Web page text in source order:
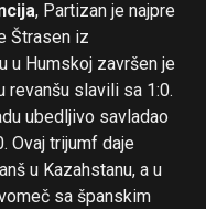
, Partizan je najpre
Štrasen iz
u Humskoj završen je
revanšu slavili sa 1:0.
ubedljivo savladao
Ovaj trijumf daje
u Kazahstanu, a u
sa španskim